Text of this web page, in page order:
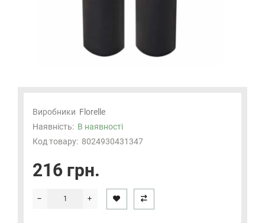
Виробники Florelle
Наявність: В наявності
Код товару: 8024930431347
216 грн.